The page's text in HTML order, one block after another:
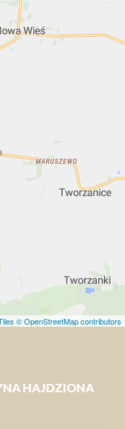
© OpenStreetMap contributors
HAJDZIONA